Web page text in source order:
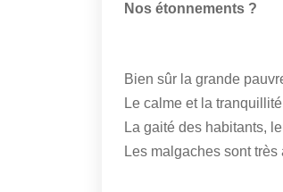
Nos étonnements ?
Bien sûr la grande
Le calme et la
La gaité des habitants,
Les malgaches sont très